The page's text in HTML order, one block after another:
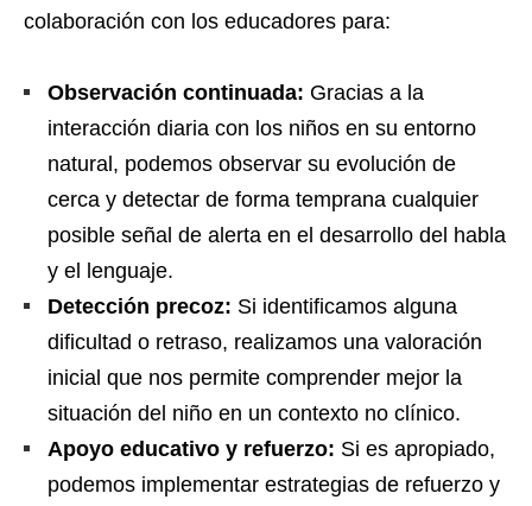
colaboración con los educadores para:
Observación continuada: Gracias a la
interacción diaria con los niños en su entorno
natural, podemos observar su evolución de
cerca y detectar de forma temprana cualquier
posible señal de alerta en el desarrollo del habla
y el lenguaje.
Detección precoz: Si identificamos alguna
dificultad o retraso, realizamos una valoración
inicial que nos permite comprender mejor la
situación del niño en un contexto no clínico.
Apoyo educativo y refuerzo: Si es apropiado,
podemos implementar estrategias de refuerzo y